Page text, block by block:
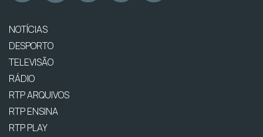
NOTÍCIAS
DESPORTO
TELEVISÃO
RÁDIO
RTP ARQUIVOS
RTP ENSINA
RTP PLAY